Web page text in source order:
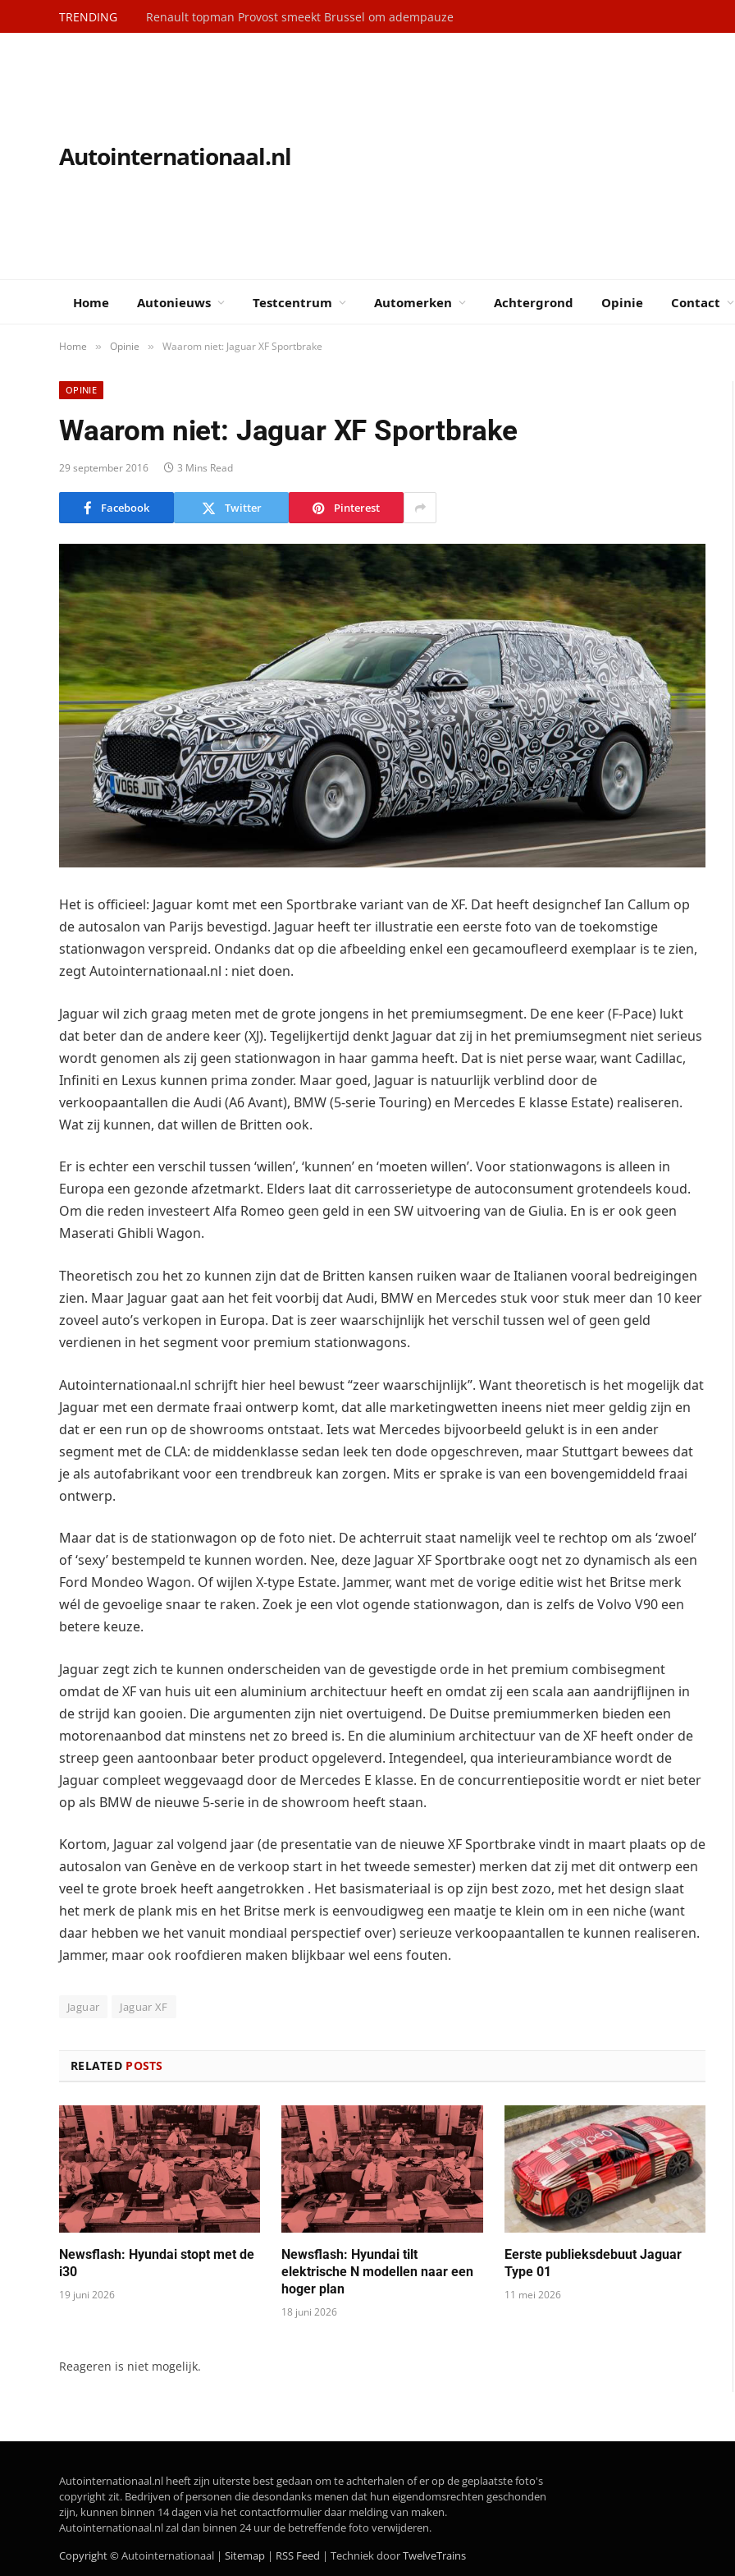
TRENDING Renault topman Provost smeekt Brussel om adempauze
Autointernationaal.nl
Home Autonieuws Testcentrum Automerken Achtergrond Opinie Contact
Home » Opinie » Waarom niet: Jaguar XF Sportbrake
OPINIE
Waarom niet: Jaguar XF Sportbrake
29 september 2016 3 Mins Read
Facebook Twitter Pinterest
Het is officieel: Jaguar komt met een Sportbrake variant van de XF. Dat heeft designchef Ian Callum op
de autosalon van Parijs bevestigd. Jaguar heeft ter illustratie een eerste foto van de toekomstige
stationwagon verspreid. Ondanks dat op die afbeelding enkel een gecamoufleerd exemplaar is te zien,
zegt Autointernationaal.nl : niet doen.
Jaguar wil zich graag meten met de grote jongens in het premiumsegment. De ene keer (F-Pace) lukt
dat beter dan de andere keer (XJ). Tegelijkertijd denkt Jaguar dat zij in het premiumsegment niet serieus
wordt genomen als zij geen stationwagon in haar gamma heeft. Dat is niet perse waar, want Cadillac,
Infiniti en Lexus kunnen prima zonder. Maar goed, Jaguar is natuurlijk verblind door de
verkoopaantallen die Audi (A6 Avant), BMW (5-serie Touring) en Mercedes E klasse Estate) realiseren.
Wat zij kunnen, dat willen de Britten ook.
Er is echter een verschil tussen ‘willen’, ‘kunnen’ en ‘moeten willen’. Voor stationwagons is alleen in
Europa een gezonde afzetmarkt. Elders laat dit carrosserietype de autoconsument grotendeels koud.
Om die reden investeert Alfa Romeo geen geld in een SW uitvoering van de Giulia. En is er ook geen
Maserati Ghibli Wagon.
Theoretisch zou het zo kunnen zijn dat de Britten kansen ruiken waar de Italianen vooral bedreigingen
zien. Maar Jaguar gaat aan het feit voorbij dat Audi, BMW en Mercedes stuk voor stuk meer dan 10 keer
zoveel auto’s verkopen in Europa. Dat is zeer waarschijnlijk het verschil tussen wel of geen geld
verdienen in het segment voor premium stationwagons.
Autointernationaal.nl schrijft hier heel bewust “zeer waarschijnlijk”. Want theoretisch is het mogelijk dat
Jaguar met een dermate fraai ontwerp komt, dat alle marketingwetten ineens niet meer geldig zijn en
dat er een run op de showrooms ontstaat. Iets wat Mercedes bijvoorbeeld gelukt is in een ander
segment met de CLA: de middenklasse sedan leek ten dode opgeschreven, maar Stuttgart bewees dat
je als autofabrikant voor een trendbreuk kan zorgen. Mits er sprake is van een bovengemiddeld fraai
ontwerp.
Maar dat is de stationwagon op de foto niet. De achterruit staat namelijk veel te rechtop om als ‘zwoel’
of ‘sexy’ bestempeld te kunnen worden. Nee, deze Jaguar XF Sportbrake oogt net zo dynamisch als een
Ford Mondeo Wagon. Of wijlen X-type Estate. Jammer, want met de vorige editie wist het Britse merk
wél de gevoelige snaar te raken. Zoek je een vlot ogende stationwagon, dan is zelfs de Volvo V90 een
betere keuze.
Jaguar zegt zich te kunnen onderscheiden van de gevestigde orde in het premium combisegment
omdat de XF van huis uit een aluminium architectuur heeft en omdat zij een scala aan aandrijflijnen in
de strijd kan gooien. Die argumenten zijn niet overtuigend. De Duitse premiummerken bieden een
motorenaanbod dat minstens net zo breed is. En die aluminium architectuur van de XF heeft onder de
streep geen aantoonbaar beter product opgeleverd. Integendeel, qua interieurambiance wordt de
Jaguar compleet weggevaagd door de Mercedes E klasse. En de concurrentiepositie wordt er niet beter
op als BMW de nieuwe 5-serie in de showroom heeft staan.
Kortom, Jaguar zal volgend jaar (de presentatie van de nieuwe XF Sportbrake vindt in maart plaats op de
autosalon van Genève en de verkoop start in het tweede semester) merken dat zij met dit ontwerp een
veel te grote broek heeft aangetrokken . Het basismateriaal is op zijn best zozo, met het design slaat
het merk de plank mis en het Britse merk is eenvoudigweg een maatje te klein om in een niche (want
daar hebben we het vanuit mondiaal perspectief over) serieuze verkoopaantallen te kunnen realiseren.
Jammer, maar ook roofdieren maken blijkbaar wel eens fouten.
Jaguar Jaguar XF
RELATED POSTS
Newsflash: Hyundai stopt met de
i30
19 juni 2026
Newsflash: Hyundai tilt
elektrische N modellen naar een
hoger plan
18 juni 2026
Eerste publieksdebuut Jaguar
Type 01
11 mei 2026
Reageren is niet mogelijk.
Autointernationaal.nl heeft zijn uiterste best gedaan om te achterhalen of er op de geplaatste foto's
copyright zit. Bedrijven of personen die desondanks menen dat hun eigendomsrechten geschonden
zijn, kunnen binnen 14 dagen via het contactformulier daar melding van maken.
Autointernationaal.nl zal dan binnen 24 uur de betreffende foto verwijderen.
Copyright ©Autointernationaal | Sitemap | RSS Feed | Techniek doorTwelveTrains